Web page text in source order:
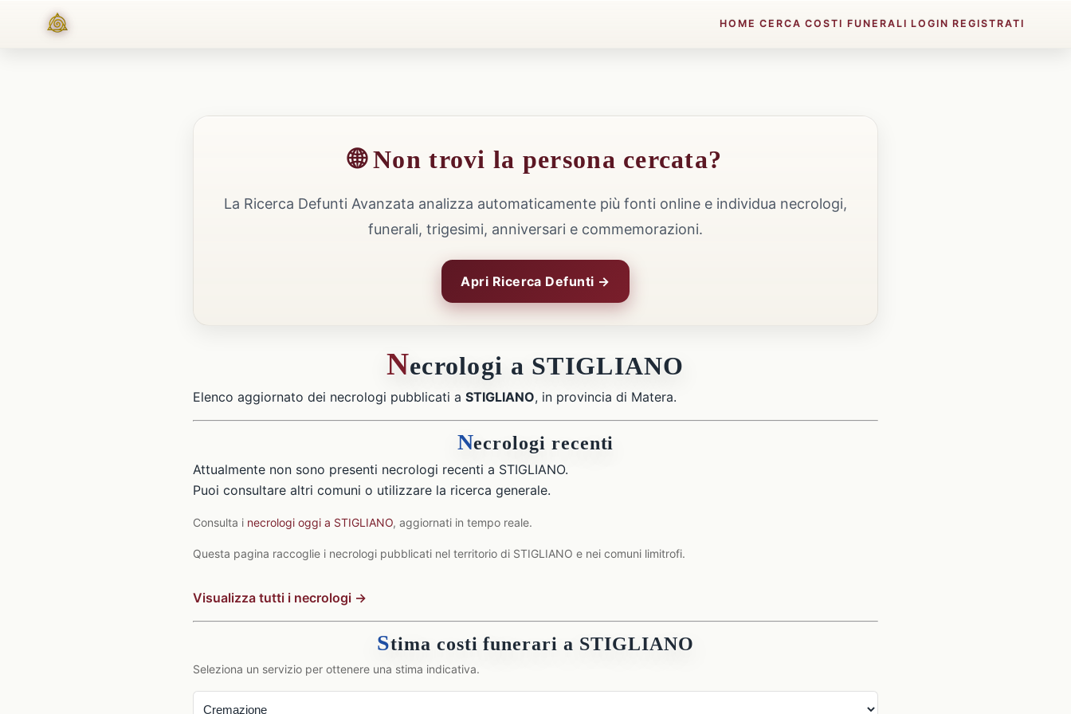
HOME CERCA COSTI FUNERALI LOGIN REGISTRATI
🌐 Non trovi la persona cercata?
La Ricerca Defunti Avanzata analizza automaticamente più fonti online e individua necrologi,
funerali, trigesimi, anniversari e commemorazioni.
Apri Ricerca Defunti →
Necrologi a STIGLIANO
Elenco aggiornato dei necrologi pubblicati a STIGLIANO, in provincia di Matera.
Necrologi recenti
Attualmente non sono presenti necrologi recenti a STIGLIANO.
Puoi consultare altri comuni o utilizzare la ricerca generale.
Consulta i necrologi oggi a STIGLIANO, aggiornati in tempo reale.
Questa pagina raccoglie i necrologi pubblicati nel territorio di STIGLIANO e nei comuni limitrofi.
Visualizza tutti i necrologi →
Stima costi funerari a STIGLIANO
Seleziona un servizio per ottenere una stima indicativa.